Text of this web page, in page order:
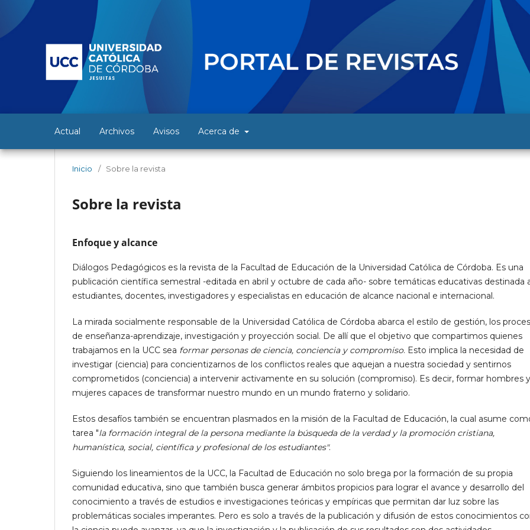
Actual Archivos Avisos Acerca de
Inicio / Sobre la revista
Sobre la revista
Enfoque y alcance
Diálogos Pedagógicos es la revista de la Facultad de Educación de la Universidad Católica de Córdoba. Es una
publicación científica semestral -editada en abril y octubre de cada año- sobre temáticas educativas destinada
estudiantes, docentes, investigadores y especialistas en educación de alcance nacional e internacional.
La mirada socialmente responsable de la Universidad Católica de Córdoba abarca el estilo de gestión, los
de enseñanza-aprendizaje, investigación y proyección social. De allí que el objetivo que compartimos quienes
trabajamos en la UCC sea formar personas de ciencia, conciencia y compromiso. Esto implica la necesidad de
investigar (ciencia) para concientizarnos de los conflictos reales que aquejan a nuestra sociedad y sentirnos
comprometidos (conciencia) a intervenir activamente en su solución (compromiso). Es decir, formar hombres y
mujeres capaces de transformar nuestro mundo en un mundo fraterno y solidario.
Estos desafíos también se encuentran plasmados en la misión de la Facultad de Educación, la cual asume
tarea "la formación integral de la persona mediante la búsqueda de la verdad y la promoción cristiana,
humanística, social, científica y profesional de los estudiantes".
Siguiendo los lineamientos de la UCC, la Facultad de Educación no solo brega por la formación de su propia
comunidad educativa, sino que también busca generar ámbitos propicios para lograr el avance y desarrollo del
conocimiento a través de estudios e investigaciones teóricas y empíricas que permitan dar luz sobre las
problemáticas sociales imperantes. Pero es solo a través de la publicación y difusión de estos conocimientos